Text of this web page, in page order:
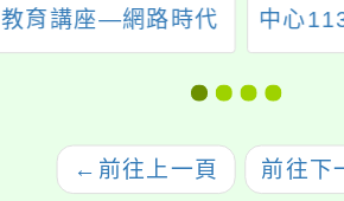
教育講座—網路時代
的親子教養術」，歡
迎教師、家長及社區
中心
增
← 前往上一頁 前往下